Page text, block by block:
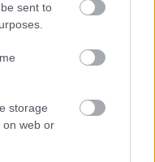
sent to
storage
on web or
κομμάτι που